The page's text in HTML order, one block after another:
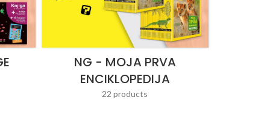
NG - MOJA PRVA
ENCIKLOPEDIJA
22 products